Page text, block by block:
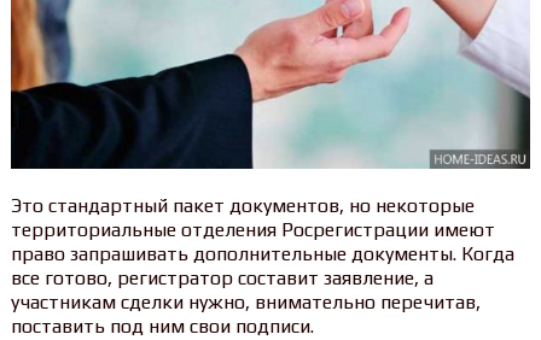
Это стандартный пакет документов, но некоторые
территориальные отделения Росрегистрации имеют
право запрашивать дополнительные документы. Когда
все готово, регистратор составит заявление, а
участникам сделки нужно, внимательно перечитав,
поставить под ним свои подписи.